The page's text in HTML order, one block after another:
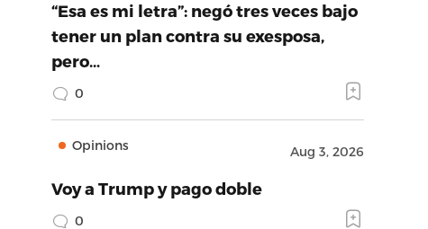
“Esa es mi letra”: negó tres veces bajo
tener un plan contra su exesposa,
pero…
0
Opinions Aug 3, 2026
Voy a Trump y pago doble
0